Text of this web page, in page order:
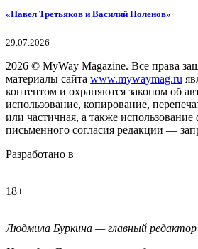
«Павел Третьяков и Василий Поленов»
29.07.2026
2026 © MyWay Magazine. Все права
материалы сайта www.mywaymag.ru
контентом и охраняются законом об
использование, копирование,
или частичная, а также использование
письменного согласия редакции —
Разработано в
18+
Людмила Буркина — главный редактор